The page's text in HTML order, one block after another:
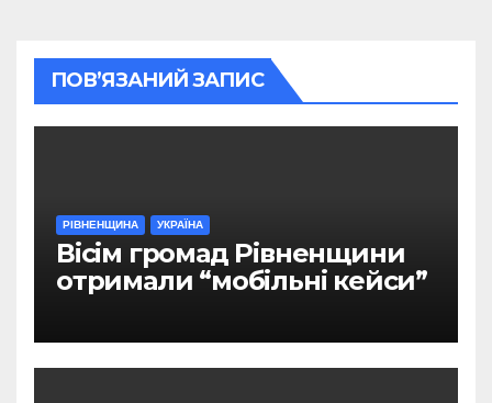
ПОВ’ЯЗАНИЙ ЗАПИС
РІВНЕНЩИНА УКРАЇНА
Вісім громад Рівненщини
отримали “мобільні кейси”